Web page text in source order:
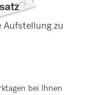
Aufstellung zu
bei Ihnen